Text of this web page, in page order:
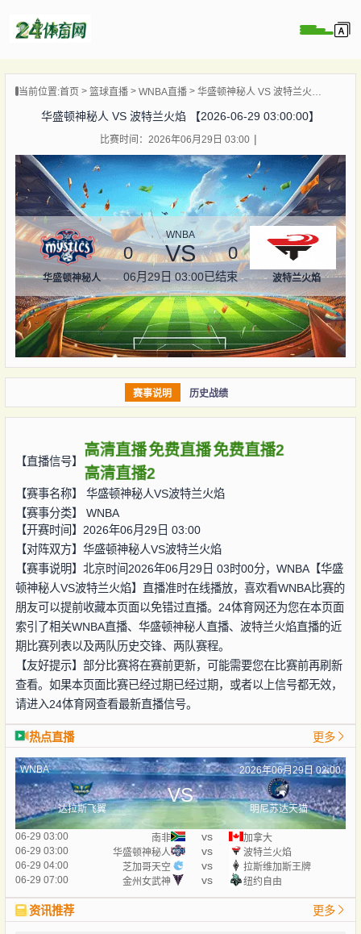
播
播
播
当前位置:首页 篮球直播 WNBA直播 华盛顿神秘人 VS 波特兰火焰 【2026-06-29 03:00:00】
华盛顿神秘人 VS 波特兰火焰 【2026-06-29 03:00:00】
比赛时间：2026年06月29日 03:00
华盛顿神秘人
WNBA
0 VS 0
06月29日 03:00已结束 波特兰火焰
赛事说明 历史战绩
【直播信号】
高清直播 免费直播 免费直播2
高清直播2
【赛事名称】 华盛顿神秘人VS波特兰火焰
【赛事分类】 WNBA
【开赛时间】2026年06月29日 03:00
【对阵双方】 华盛顿神秘人VS波特兰火焰
【赛事说明】北京时间2026年06月29日 03时00分，WNBA【华盛
顿神秘人VS波特兰火焰】直播准时在线播放，喜欢看WNBA比赛的
朋友可以提前收藏本页面以免错过直播。24体育网还为您在本页面
索引了相关WNBA直播、华盛顿神秘人直播、波特兰火焰直播的近
期比赛列表以及两队历史交锋、两队赛程。
【友好提示】部分比赛将在赛前更新，可能需要您在比赛前再刷新
查看。如果本页面比赛已经过期已经过期，或者以上信号都无效，
请进入24体育网查看最新直播信号。
热点直播 更多
WNBA 2026年06月29日 02:00
达拉斯飞翼
VS
明尼苏达天猫
06-29 03:00 南非 vs
加拿大
06-29 03:00
华盛顿神秘人 vs
波特兰火焰
06-29 04:00
芝加哥天空 vs
拉斯维加斯王牌
06-29 07:00
金州女武神 vs 纽约自由
资讯推荐 更多